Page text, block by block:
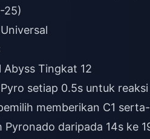
25)
Abyss Tingkat 12
setiap 0.5s untuk
memberikan C1
daripada 14s ke